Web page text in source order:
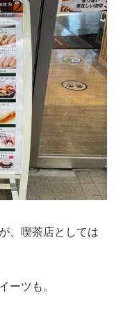
、喫茶店としては
ーツも。